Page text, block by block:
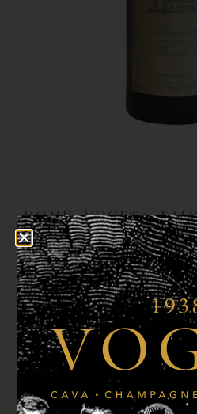
HOME/VOGET+/
BAGNOLI
€21,95
Bestellen